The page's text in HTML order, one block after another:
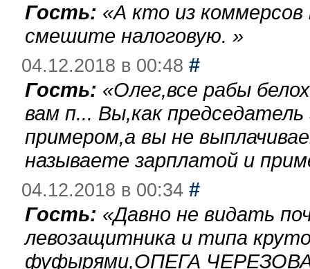
Гость: «А кто из
смешите налоговую. »
04.12.2018 в 00:48 #
Гость: «Олег,все рабы
вам п... Вы,как
примером,а вы не
называете зарплатой и
04.12.2018 в 00:34 #
Гость: «Давно не видать
левозащитника и типа
фуфырями,ОПЕГА